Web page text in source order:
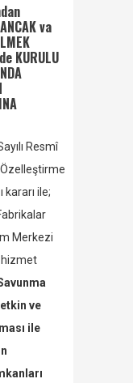
va
KURULU
Resmî
Özelleştirme
kararı ile;
Merkezi
hizmet
ve
ile